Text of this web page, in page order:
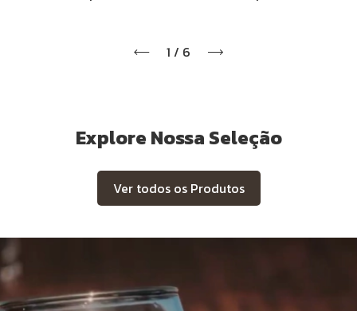
1 / 6
Explore Nossa Seleção
Ver todos os Produtos